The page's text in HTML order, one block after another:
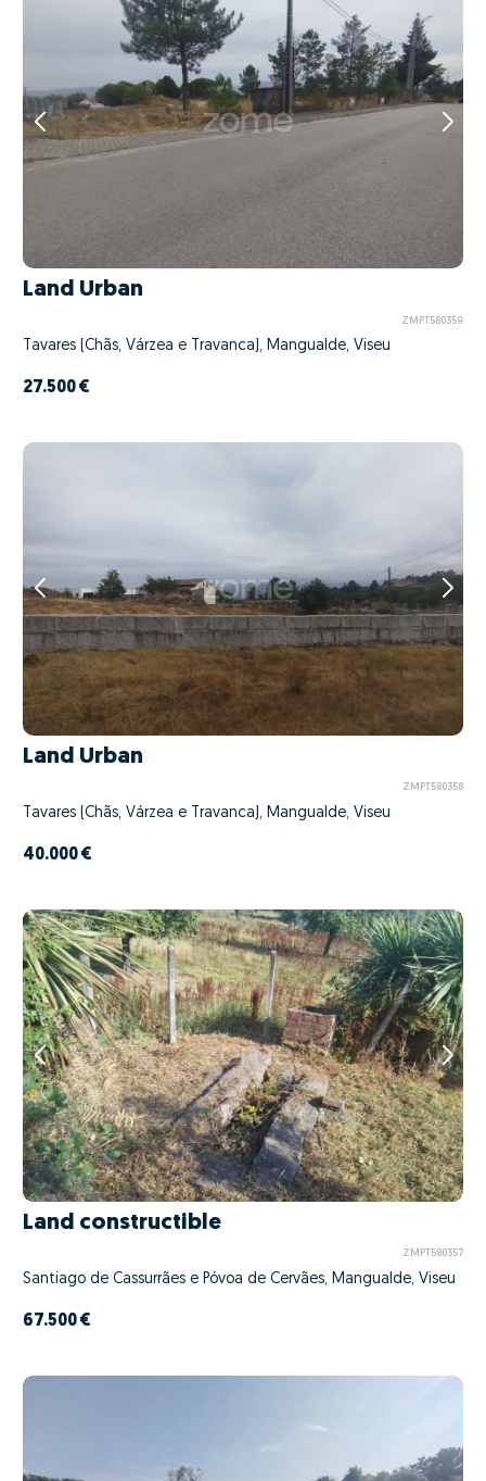
Land Urban
ZMPT580359
Tavares (Chãs, Várzea e Travanca), Mangualde, Viseu
27.500 €
Land Urban
ZMPT580358
Tavares (Chãs, Várzea e Travanca), Mangualde, Viseu
40.000 €
Land constructible
ZMPT580357
Santiago de Cassurrães e Póvoa de Cervães, Mangualde, Viseu
67.500 €